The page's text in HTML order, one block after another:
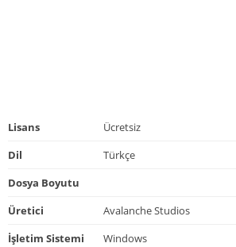
Lisans
Ücretsiz
Dil
Türkçe
Dosya Boyutu
Üretici
Avalanche Studios
İşletim Sistemi
Windows